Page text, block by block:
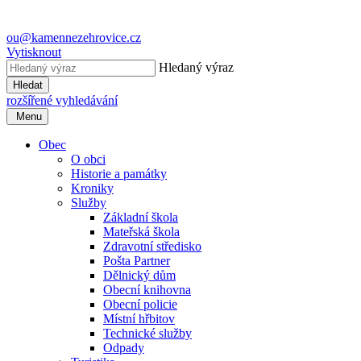
ou@kamennezehrovice.cz
Vytisknout
Hledaný výraz
Hledat
rozšířené vyhledávání
Menu
Obec
O obci
Historie a památky
Kroniky
Služby
Základní škola
Mateřská škola
Zdravotní středisko
Pošta Partner
Dělnický dům
Obecní knihovna
Obecní policie
Místní hřbitov
Technické služby
Odpady